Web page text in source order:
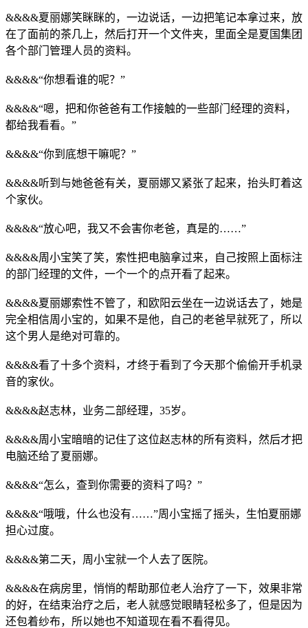
&&&&夏丽娜笑眯眯的，一边说话，一边把笔记本拿过来，放
在了面前的茶几上，然后打开一个文件夹，里面全是夏国集团
各个部门管理人员的资料。
&&&&“你想看谁的呢？”
&&&&“嗯，把和你爸爸有工作接触的一些部门经理的资料，
都给我看看。”
&&&&“你到底想干嘛呢？”
&&&&听到与她爸爸有关，夏丽娜又紧张了起来，抬头盯着这
个家伙。
&&&&“放心吧，我又不会害你老爸，真是的……”
&&&&周小宝笑了笑，索性把电脑拿过来，自己按照上面标注
的部门经理的文件，一个一个的点开看了起来。
&&&&夏丽娜索性不管了，和欧阳云坐在一边说话去了，她是
完全相信周小宝的，如果不是他，自己的老爸早就死了，所以
这个男人是绝对可靠的。
&&&&看了十多个资料，才终于看到了今天那个偷偷开手机录
音的家伙。
&&&&赵志林，业务二部经理，35岁。
&&&&周小宝暗暗的记住了这位赵志林的所有资料，然后才把
电脑还给了夏丽娜。
&&&&“怎么，查到你需要的资料了吗？”
&&&&“哦哦，什么也没有……”周小宝摇了摇头，生怕夏丽娜
担心过度。
&&&&第二天，周小宝就一个人去了医院。
&&&&在病房里，悄悄的帮助那位老人治疗了一下，效果非常
的好，在结束治疗之后，老人就感觉眼睛轻松多了，但是因为
还包着纱布，所以她也不知道现在看不看得见。